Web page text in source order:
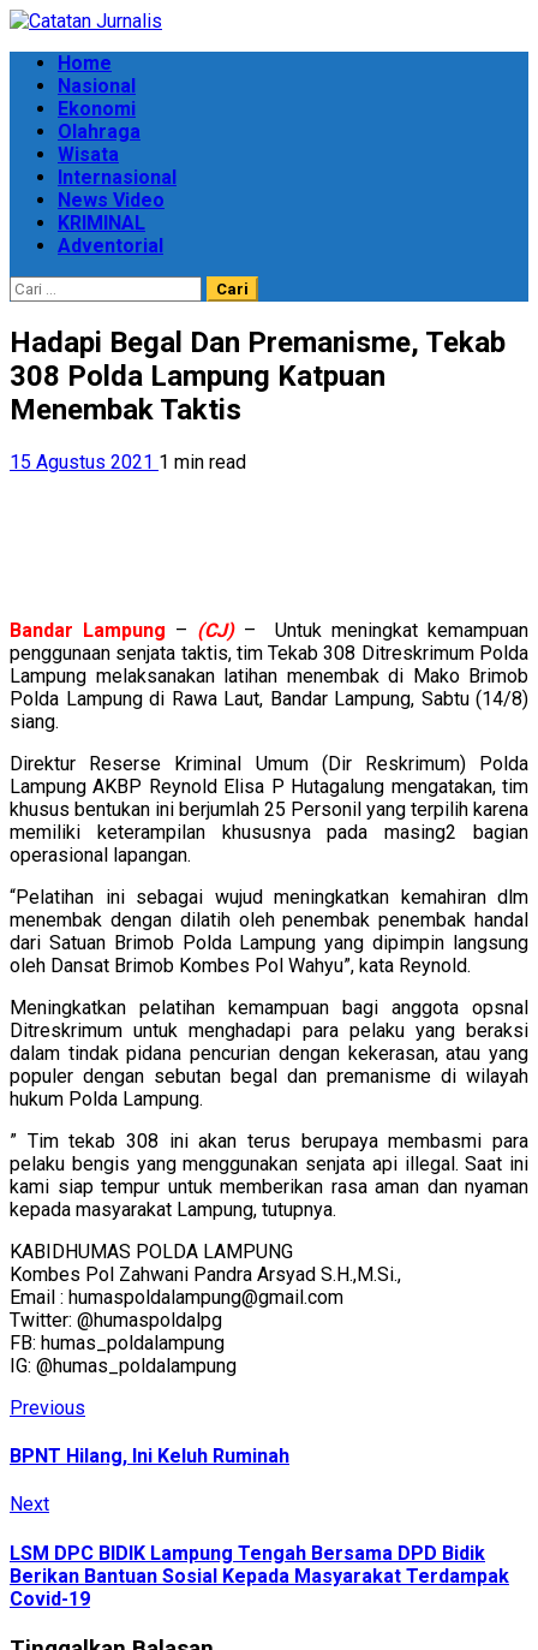
Skip
content
Primary
Menu
Home
Nasional
Ekonomi
Olahraga
Wisata
Internasional
News Video
KRIMINAL
Adventorial
Cari
untuk:
Hadapi Begal Dan Premanisme, Tekab
308 Polda Lampung Katpuan
Menembak Taktis
15 Agustus 2021 1 min read
Bandar Lampung – (CJ)– Untuk meningkat kemampuan
penggunaan senjata taktis, tim Tekab 308 Ditreskrimum Polda
Lampung melaksanakan latihan menembak di Mako Brimob
Polda Lampung di Rawa Laut, Bandar Lampung, Sabtu (14/8)
siang.
Direktur Reserse Kriminal Umum (Dir Reskrimum) Polda
Lampung AKBP Reynold Elisa P Hutagalung mengatakan, tim
khusus bentukan ini berjumlah 25 Personil yang terpilih karena
memiliki keterampilan khususnya pada masing2 bagian
operasional lapangan.
“Pelatihan ini sebagai wujud meningkatkan kemahiran dlm
menembak dengan dilatih oleh penembak penembak handal
dari Satuan Brimob Polda Lampung yang dipimpin langsung
oleh Dansat Brimob Kombes Pol Wahyu”, kata Reynold.
Meningkatkan pelatihan kemampuan bagi anggota opsnal
Ditreskrimum untuk menghadapi para pelaku yang beraksi
dalam tindak pidana pencurian dengan kekerasan, atau yang
populer dengan sebutan begal dan premanisme di wilayah
hukum Polda Lampung.
” Tim tekab 308 ini akan terus berupaya membasmi para
pelaku bengis yang menggunakan senjata api illegal. Saat ini
kami siap tempur untuk memberikan rasa aman dan nyaman
kepada masyarakat Lampung, tutupnya.
KABIDHUMAS POLDA LAMPUNG
Kombes Pol Zahwani Pandra Arsyad S.H.,M.Si.,
Email : humaspoldalampung@gmail.com
Twitter: @humaspoldalpg
FB: humas_poldalampung
IG: @humas_poldalampung
Continue
Reading
Previous
BPNT Hilang, Ini Keluh Ruminah
NextNext
LSM DPC BIDIK Lampung Tengah Bersama DPD Bidik
Berikan Bantuan Sosial Kepada Masyarakat Terdampak
Covid-19